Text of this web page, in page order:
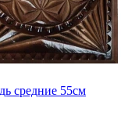
средние 55см